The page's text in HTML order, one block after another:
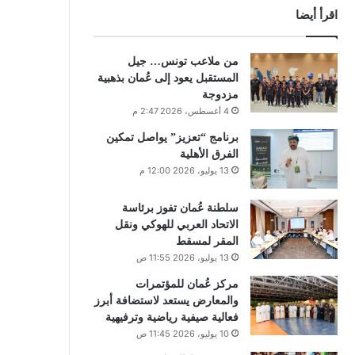
اقرأ أيضا
من ملاعب تونس… جيل
المستقبل يعود إلى عُمان بذهبية
مزدوجة
4 أغسطس، 2026 2:47 م
برنامج “تعزيز” يواصل تمكين
الفرق الأهلية
13 يوليو، 2026 12:00 م
سلطنة عُمان تفوز برئاسة
الاتحاد العربي للهوكي ونقل
المقر لمسقط
13 يوليو، 2026 11:55 ص
مركز عُمان للمؤتمرات
والمعارض يستعد لاستضافة أبرز
فعالية صيفية رياضية وترفيهية
10 يوليو، 2026 11:45 ص